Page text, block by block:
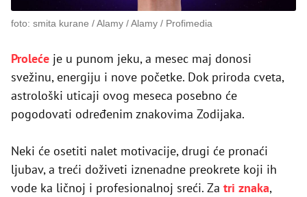
foto: smita kurane / Alamy / Alamy / Profimedia
Proleće je u punom jeku, a mesec maj donosi
svežinu, energiju i nove početke. Dok priroda cveta,
astrološki uticaji ovog meseca posebno će
pogodovati određenim znakovima Zodijaka.
Neki će osetiti nalet motivacije, drugi će pronaći
ljubav, a treći doživeti iznenadne preokrete koji ih
vode ka ličnoj i profesionalnoj sreći. Za tri znaka,